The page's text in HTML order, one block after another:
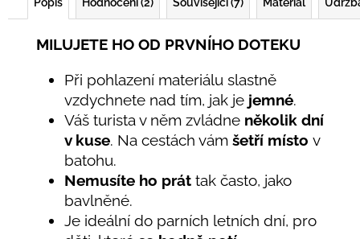
Popis Hodnocení (2) Související (7) Materiál
MILUJETE HO OD PRVNÍHO DOTEKU
Při pohlazení materiálu slastně
vzdychnete nad tím, jak je jemné.
Váš turista v něm zvládne několik dní
v kuse. Na cestách vám šetří místo v
batohu.
Nemusíte ho prát tak často, jako
bavlněné.
Je ideální do parních letních dní, pro